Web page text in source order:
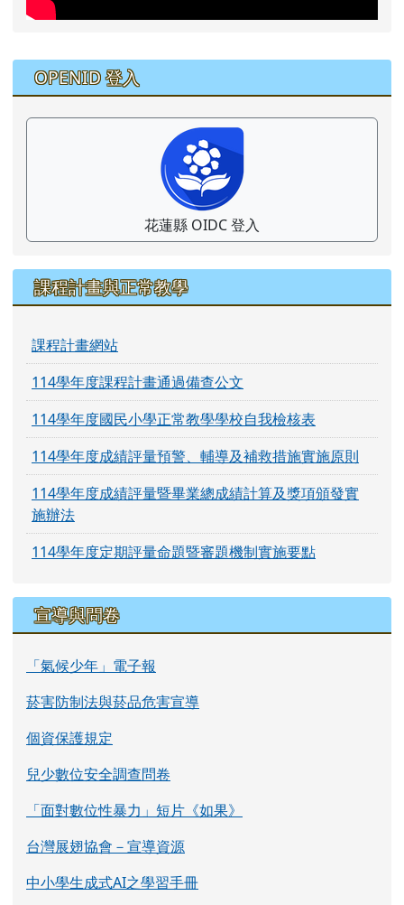
右邊區域內容
OPENID 登入
花蓮縣 OIDC 登入
課程計畫與正常教學
課程計畫網站
114學年度課程計畫通過備查公文
114學年度國民小學正常教學學校自我檢核表
114學年度成績評量預警、輔導及補救措施實施原則
114學年度成績評量暨畢業總成績計算及獎項頒發實
施辦法
114學年度定期評量命題暨審題機制實施要點
宣導與問卷
「氣候少年」電子報
菸害防制法與菸品危害宣導
個資保護規定
兒少數位安全調查問卷
「面對數位性暴力」短片《如果》
台灣展翅協會－宣導資源
中小學生成式AI之學習手冊